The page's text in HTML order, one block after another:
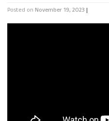
Posted on November 19, 2023 |